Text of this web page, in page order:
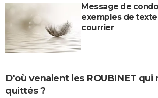
Message de
exemples de
courrier
D'où venaient les ROUBINET qui
quittés ?